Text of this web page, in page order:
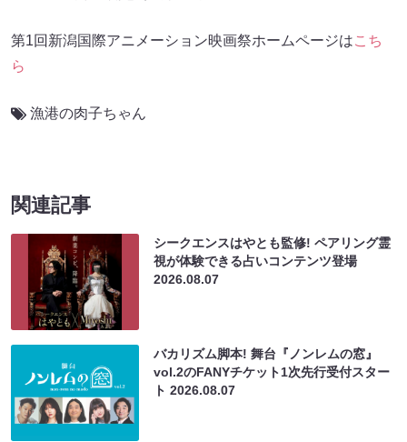
第1回新潟国際アニメーション映画祭ホームページはこち
ら
漁港の肉子ちゃん
関連記事
シークエンスはやとも監修! ペアリング霊
視が体験できる占いコンテンツ登場
2026.08.07
バカリズム脚本! 舞台『ノンレムの窓』
vol.2のFANYチケット1次先行受付スター
ト2026.08.07